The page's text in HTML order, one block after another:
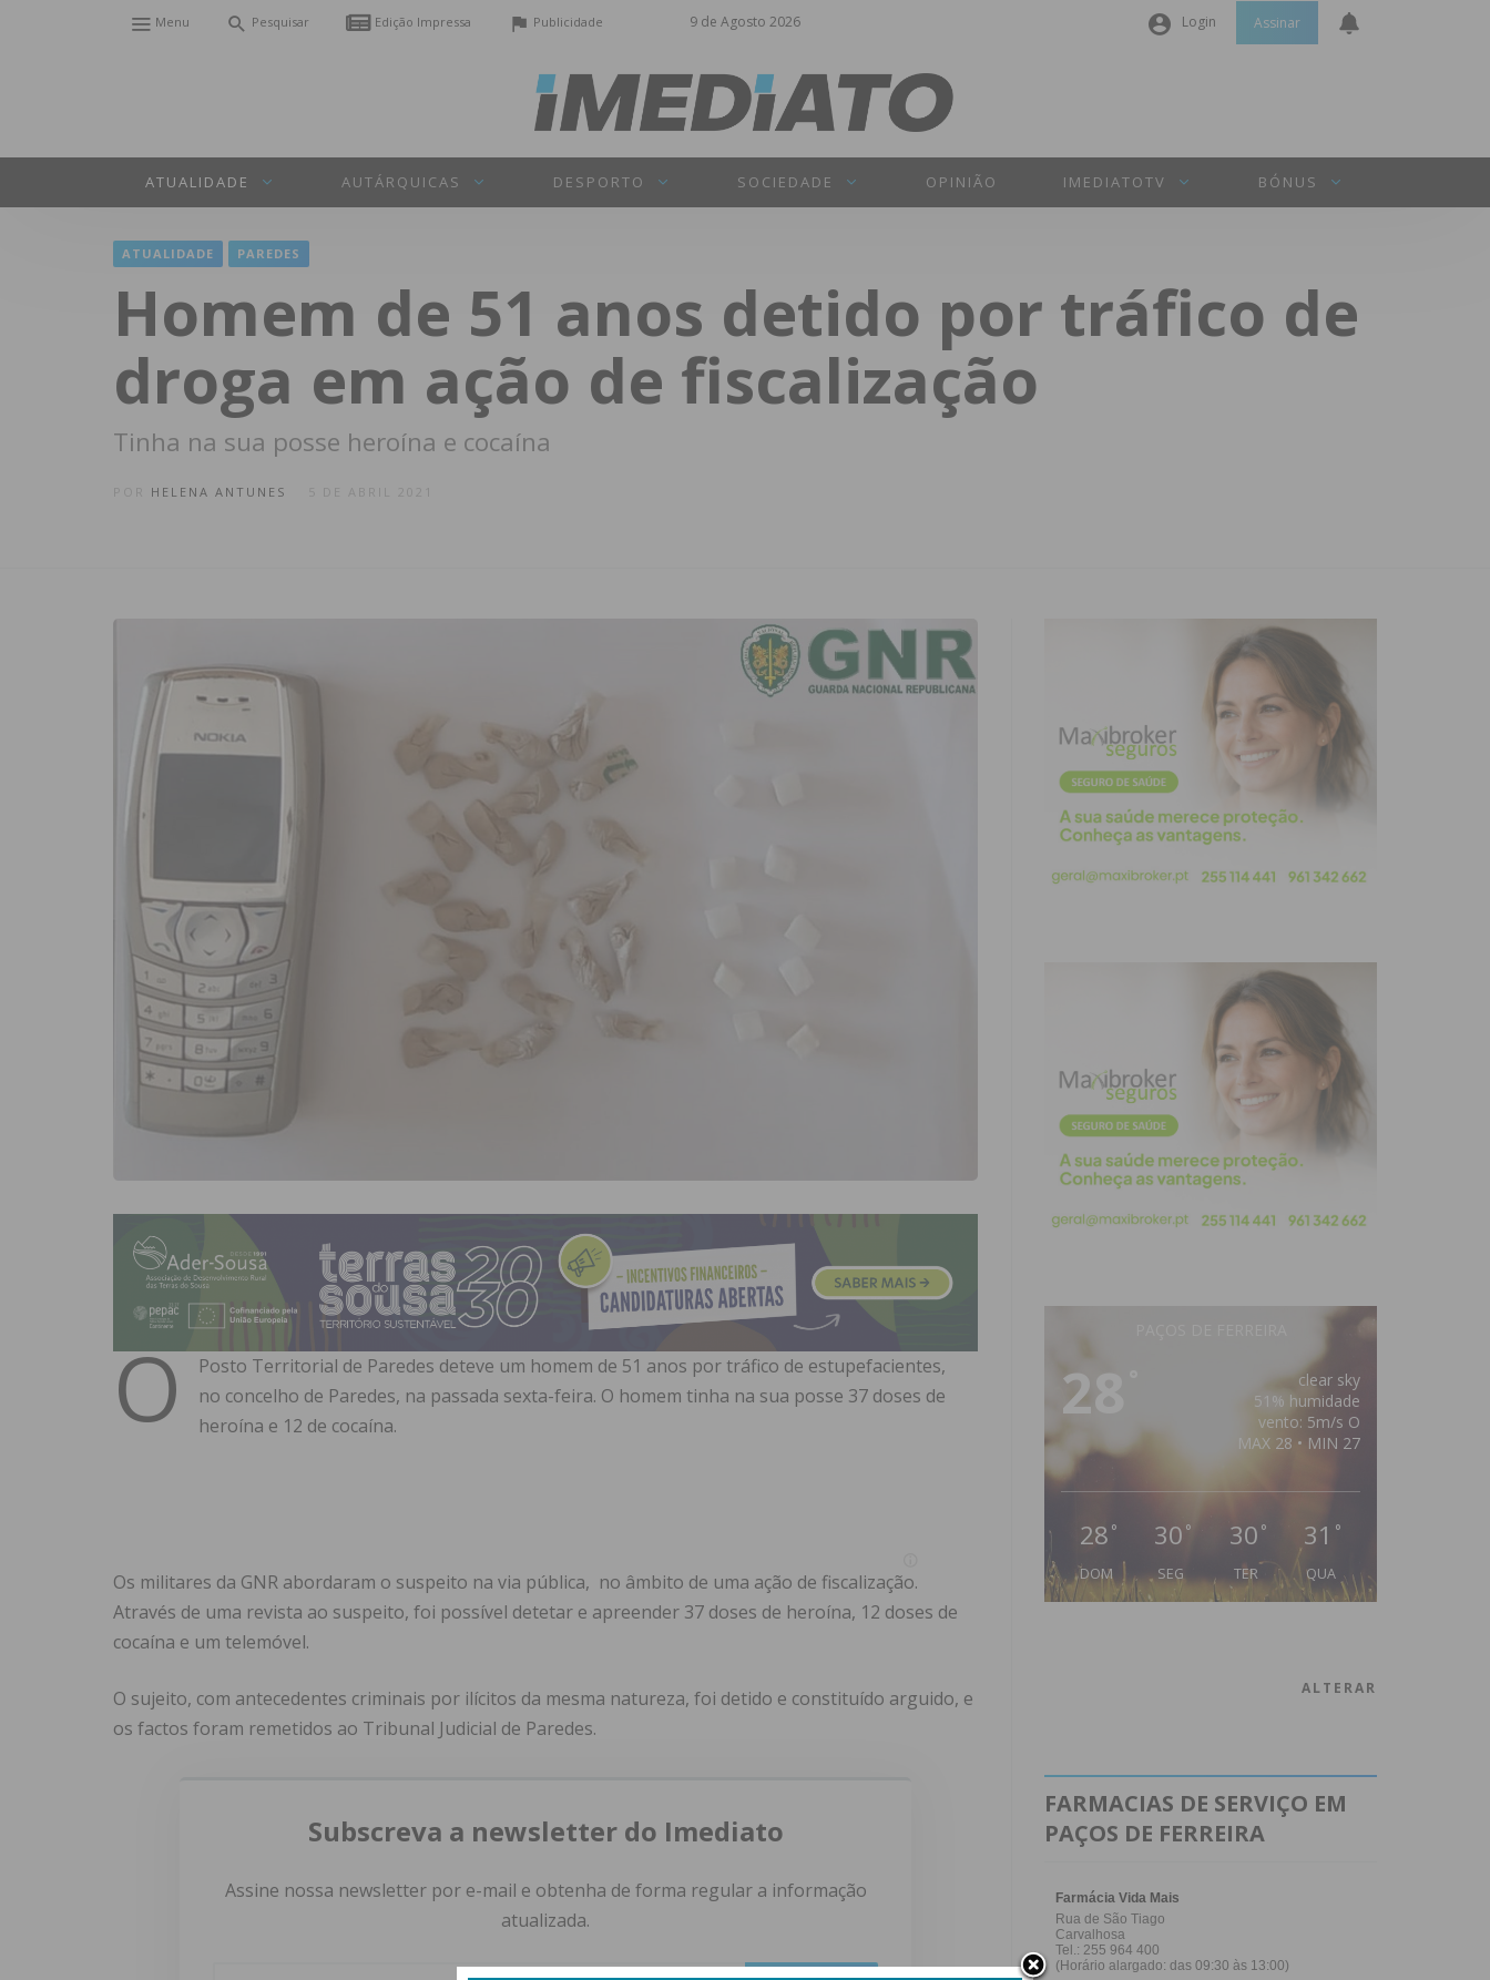
9 de Agosto 2026
Menu Pesquisar Edição Impressa Publicidade Login
Senha
INICIAR SESSÃO
Assinar
ATUALIDADE AUTÁRQUICAS DESPORTO SOCIEDADE OPINIÃO IMEDIATOTV BÓNUS
ATUALIDADE PAREDES
Homem de 51 anos detido por tráfico de
droga em ação de fiscalização
Tinha na sua posse heroína e cocaína
HELENA ANTUNES 5 DE ABRIL 2021
O
Posto Territorial de Paredes deteve um homem de 51 anos por tráfico de estupefacientes,
no concelho de Paredes, na passada sexta-feira. O homem tinha na sua posse 37 doses de
heroína e 12 de cocaína.
Os militares da GNR abordaram o suspeito na via pública, no âmbito de uma ação de fiscalização.
Através de uma revista ao suspeito, foi possível detetar e apreender 37 doses de heroína, 12 doses de
cocaína e um telemóvel.
O sujeito, com antecedentes criminais por ilícitos da mesma natureza, foi detido e constituído arguido, e
os factos foram remetidos ao Tribunal Judicial de Paredes.
Subscreva a newsletter do Imediato
Assine nossa newsletter por e-mail e obtenha de forma regular a informação
atualizada.
28
clear sky
51% humidade
vento: 5m/s O
MAX 28 • MIN 27
28 °
DOM
30 °
SEG
30 °
TER
31 °
QUA
ALTERAR
FARMACIAS DE SERVIÇO EM
PAÇOS DE FERREIRA